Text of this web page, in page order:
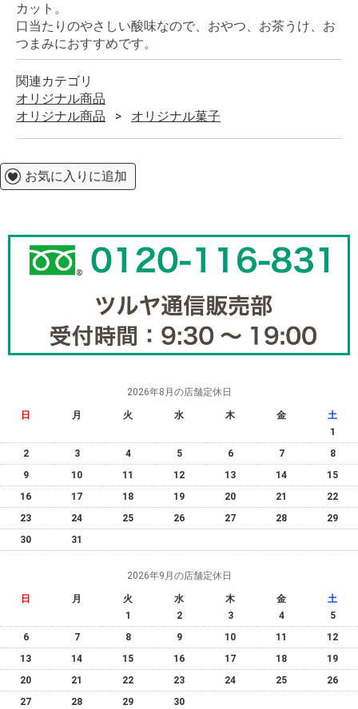
カット。
口当たりのやさしい酸味なので、おやつ、お茶うけ、お
つまみにおすすめです。
関連カテゴリ
オリジナル商品
オリジナル商品
オリジナル菓子
お気に入りに追加
2026年8月の店舗定休日
日 月 火 水 木 金
土
1
2
3 4 5 6 7
8
9
10 11 12 13 14
15
16
17 18 19 20 21
22
23
24 25 26 27 28
29
30
31
2026年9月の店舗定休日
日 月 火 水 木 金
土
1
2 3 4
5
6
7 8 9 10 11
12
13
14 15 16 17 18
19
20
21 22 23 24 25
26
27
28 29 30